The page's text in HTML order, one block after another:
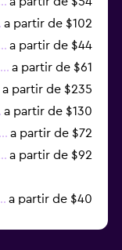
a partir de $102
a partir de $44
a partir de $61
a partir de $235
a partir de $130
a partir de $72
a partir de $92
a partir de $40